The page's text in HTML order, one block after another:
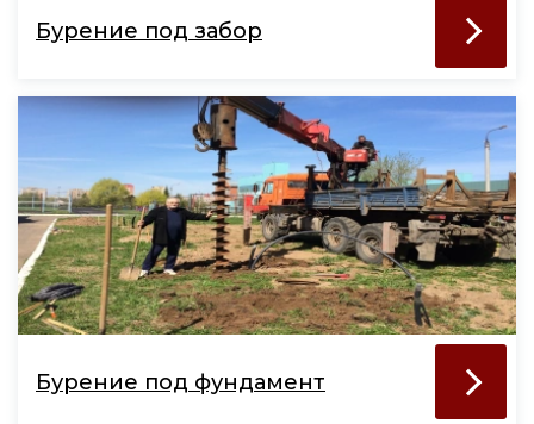
Бурение под забор
Бурение под фундамент